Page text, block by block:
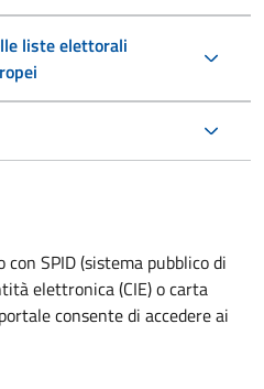
liste elettorali
SPID (sistema pubblico di
elettronica (CIE) o carta
consente di accedere ai